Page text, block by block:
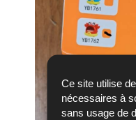
Ce site utilise
nécessaires à
sans usage de